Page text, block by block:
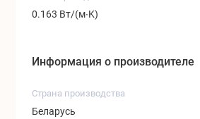
0.163 Вт/(м∙K)
Информация о производителе
Страна производства
Беларусь